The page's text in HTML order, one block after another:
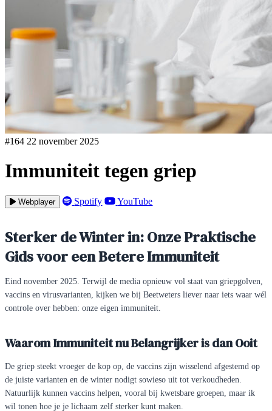
#164 22 november 2025
Immuniteit tegen griep
Webplayer Spotify YouTube
Sterker de Winter in: Onze Praktische
Gids voor een Betere Immuniteit
Eind november 2025. Terwijl de media opnieuw vol staat van griepgolven,
vaccins en virusvarianten, kijken we bij Beetweters liever naar iets waar wél
controle over hebben: onze eigen immuniteit.
Waarom Immuniteit nu Belangrijker is dan Ooit
De griep steekt vroeger de kop op, de vaccins zijn wisselend afgestemd op
de juiste varianten en de winter nodigt sowieso uit tot verkoudheden.
Natuurlijk kunnen vaccins helpen, vooral bij kwetsbare groepen, maar ik
wil tonen hoe je je lichaam zelf sterker kunt maken.